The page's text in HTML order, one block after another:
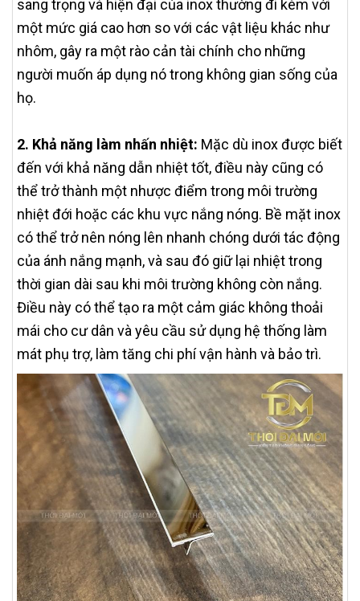
sang trọng và hiện đại của inox thường đi kèm với
một mức giá cao hơn so với các vật liệu khác như
nhôm, gây ra một rào cản tài chính cho những
người muốn áp dụng nó trong không gian sống của
họ.
2. Khả năng làm nhấn nhiệt: Mặc dù inox được biết
đến với khả năng dẫn nhiệt tốt, điều này cũng có
thể trở thành một nhược điểm trong môi trường
nhiệt đới hoặc các khu vực nắng nóng. Bề mặt inox
có thể trở nên nóng lên nhanh chóng dưới tác động
của ánh nắng mạnh, và sau đó giữ lại nhiệt trong
thời gian dài sau khi môi trường không còn nắng.
Điều này có thể tạo ra một cảm giác không thoải
mái cho cư dân và yêu cầu sử dụng hệ thống làm
mát phụ trợ, làm tăng chi phí vận hành và bảo trì.